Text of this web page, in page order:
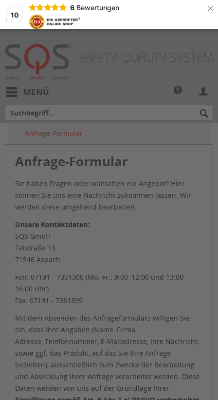
10
6 Bewertungen ×
MENÜ
Anfrage-Formular
Anfrage-Formular
Sie haben Fragen oder wünschen ein Angebot? Hier
können Sie uns eine Nachricht zukommen lassen. Wir
werden diese umgehend bearbeiten.
Unsere Kontaktdaten:
SQS GmbH
Talstraße 13
71546 Aspach
Fon: 07191 - 7351300 (Mo.-Fr.: 9:00–12:00 und 13:00–
16:00 Uhr)
Fax: 07191 - 7351399
Mit dem Absenden des Anfrageformulars willigen Sie
ein, dass Ihre Angaben (Name, Firma,
Adresse, Telefonnummer, E-Mailadresse, Ihre Nachricht,
sowie ggf. das Produkt, auf das Sie Ihre Anfrage
beziehen), ausschließlich zum Zwecke der Bearbeitung
und Abwicklung Ihrer Anfrage verarbeitet werden. Diese
Daten werden von uns auf der Grundlage Ihrer